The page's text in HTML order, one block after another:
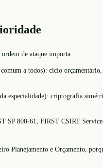
de ataque importa:
a todos): ciclo
especialidade): criptografia
SP 800-61, FIRST CSIRT
Planejamento e Orçamento,